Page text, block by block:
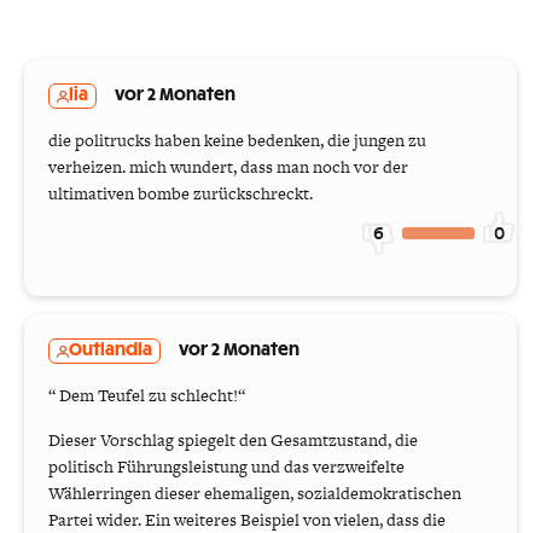
lia vor 2 Monaten
die politrucks haben keine bedenken, die jungen zu
verheizen. mich wundert, dass man noch vor der
ultimativen bombe zurückschreckt.
6 0
Outlandla vor 2 Monaten
“ Dem Teufel zu schlecht!“
Dieser Vorschlag spiegelt den Gesamtzustand, die
politisch Führungsleistung und das verzweifelte
Wählerringen dieser ehemaligen, sozialdemokratischen
Partei wider. Ein weiteres Beispiel von vielen, dass die